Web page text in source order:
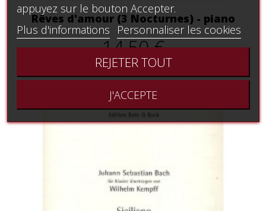
Rêves d'amour (3 Nocturnes) - piano
14,50 €
appuyez sur le bouton Accepter.
Plus d'informations
Personnaliser les cookies
REJETER TOUT
J'ACCEPTE